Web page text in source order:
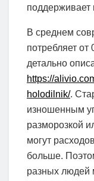
поддерживает
В среднем
потребляет от
детально
https://
holodilnik/.
изношенным
разморозкой
могут
больше.
разных людей